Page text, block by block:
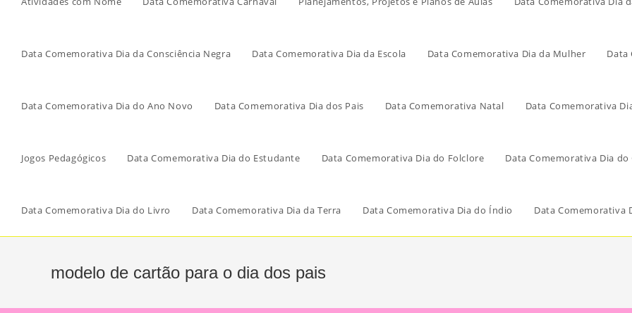
Data Comemorativa Dia da Consciência Negra Data Comemorativa Dia da Escola Data Comemorativa Dia da Mulher Data
Data Comemorativa Dia do Ano Novo Data Comemorativa Dia dos Pais Data Comemorativa Natal Data Comemorativa
Jogos Pedagógicos Data Comemorativa Dia do Estudante Data Comemorativa Dia do Folclore Data Comemorativa Dia do
Data Comemorativa Dia do Livro Data Comemorativa Dia da Terra Data Comemorativa Dia do Índio Data Comemorativa
modelo de cartão para o dia dos pais